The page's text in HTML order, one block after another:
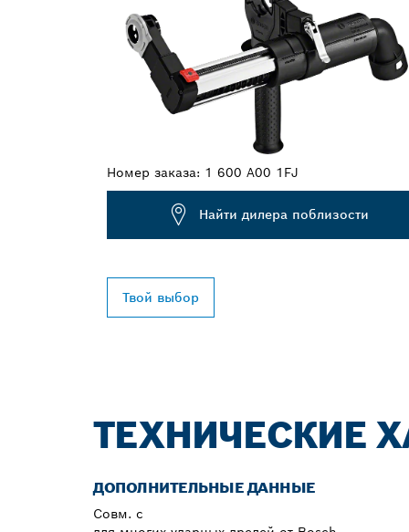
Номер заказа: 1 600 A00 1FJ
Найти дилера поблизости
Твой выбор
ТЕХНИЧЕСКИЕ
ДОПОЛНИТЕЛЬНЫЕ ДАННЫЕ
Совм. с